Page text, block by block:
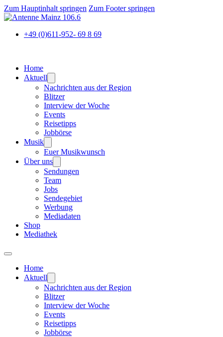
Zum Hauptinhalt springen Zum Footer springen
+49 (0)611-952- 69 8 69
Home
Aktuell
Nachrichten aus der Region
Blitzer
Interview der Woche
Events
Reisetipps
Jobbörse
Musik
Euer Musikwunsch
Über uns
Sendungen
Team
Jobs
Sendegebiet
Werbung
Mediadaten
Shop
Mediathek
Home
Aktuell
Nachrichten aus der Region
Blitzer
Interview der Woche
Events
Reisetipps
Jobbörse